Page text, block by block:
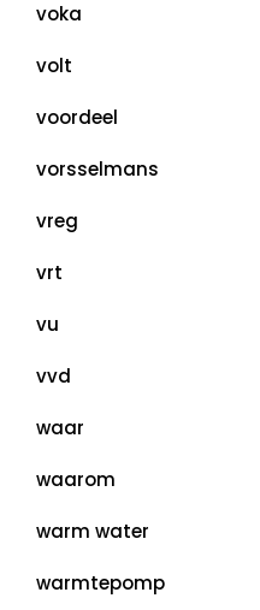
voka
volt
voordeel
vorsselmans
vreg
vrt
vu
vvd
waar
waarom
warm water
warmtepomp